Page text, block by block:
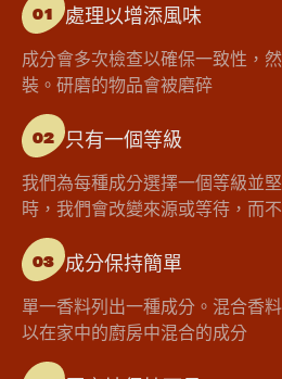
01 處理以增添風味
成分會多次檢查以確保一致性，
裝。研磨的物品會被磨碎
02 只有一個等級
我們為每種成分選擇一個等級並
時，我們會改變來源或等待，而
03 成分保持簡單
單一香料列出一種成分。混合香
以在家中的廚房中混合的成分